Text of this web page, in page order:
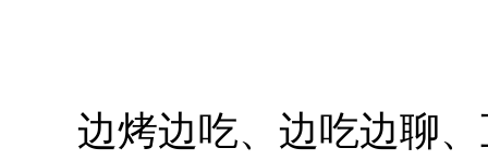
边烤边吃、边吃边聊、